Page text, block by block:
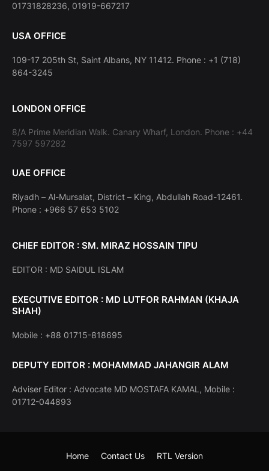
01731828236, 01919-667217
USA OFFICE
109-17 205th St, Saint Albans, NY 11412. Phone : +1 (718)
864-3245
LONDON OFFICE
8/A Prime Meridian Walk. Canary Wharf, London. Phone : +44
7597 597282
UAE OFFICE
Riyadh – Al-Mursalat, District – King, Abdullah Road-12461.
Phone : +966 57 653 5102
CHIEF EDITOR : SM. MIRAZ HOSSAIN TIPU
EDITOR : MD SAIDUL ISLAM
EXECUTIVE EDITOR : MD LUTFOR RAHMAN (KHAJA
SHAH)
Mobile : +88 01715-818695
DEPUTY EDITOR : MOHAMMAD JAHANGIR ALAM
Adviser Editor : Advocate MD MOSTAFA KAMAL, Mobile :
01712-044893
Home Contact Us RTL Version